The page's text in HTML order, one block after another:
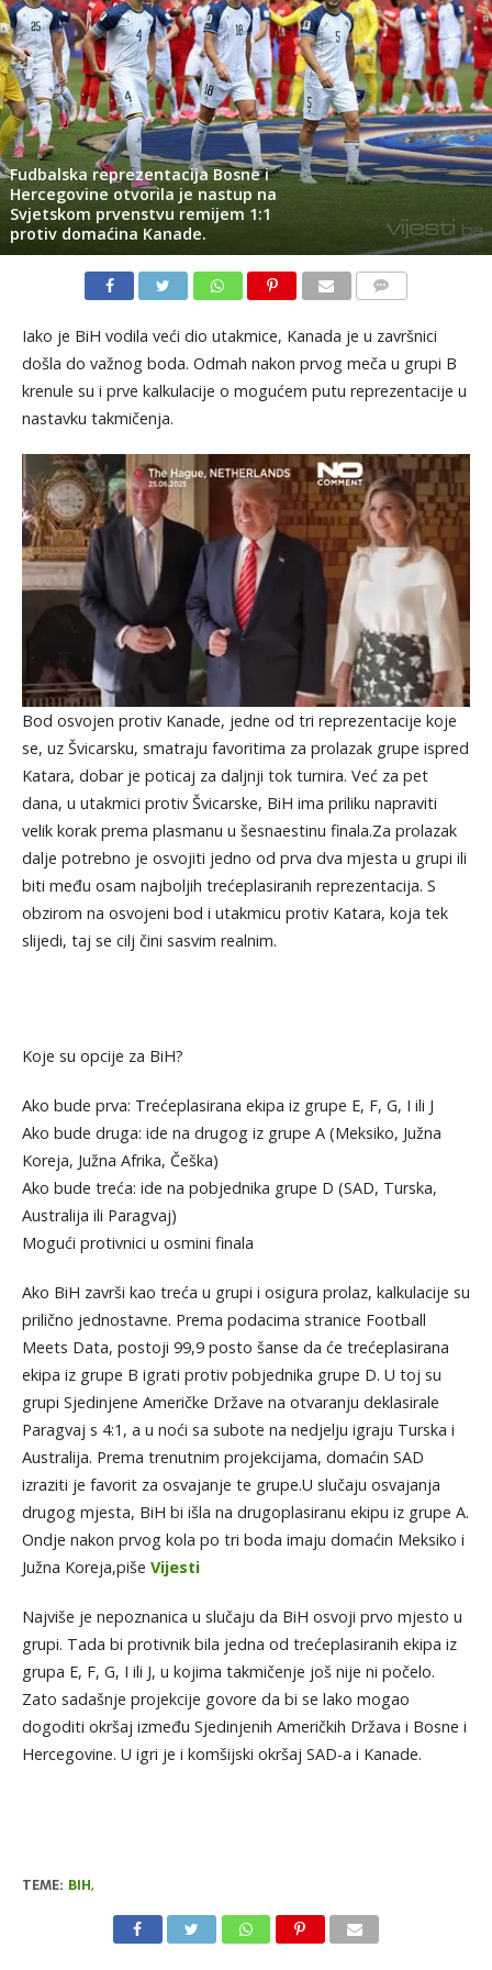
Fudbalska reprezentacija Bosne i
Hercegovine otvorila je nastup na
Svjetskom prvenstvu remijem 1:1
protiv domaćina Kanade.
Iako je BiH vodila veći dio utakmice, Kanada je u završnici
došla do važnog boda. Odmah nakon prvog meča u grupi B
krenule su i prve kalkulacije o mogućem putu reprezentacije u
nastavku takmičenja.
Bod osvojen protiv Kanade, jedne od tri reprezentacije koje
se, uz Švicarsku, smatraju favoritima za prolazak grupe ispred
Katara, dobar je poticaj za daljnji tok turnira. Već za pet
dana, u utakmici protiv Švicarske, BiH ima priliku napraviti
velik korak prema plasmanu u šesnaestinu finala.Za prolazak
dalje potrebno je osvojiti jedno od prva dva mjesta u grupi ili
biti među osam najboljih trećeplasiranih reprezentacija. S
obzirom na osvojeni bod i utakmicu protiv Katara, koja tek
slijedi, taj se cilj čini sasvim realnim.
Koje su opcije za BiH?
Ako bude prva: Trećeplasirana ekipa iz grupe E, F, G, I ili J
Ako bude druga: ide na drugog iz grupe A (Meksiko, Južna
Koreja, Južna Afrika, Češka)
Ako bude treća: ide na pobjednika grupe D (SAD, Turska,
Australija ili Paragvaj)
Mogući protivnici u osmini finala
Ako BiH završi kao treća u grupi i osigura prolaz, kalkulacije su
prilično jednostavne. Prema podacima stranice Football
Meets Data, postoji 99,9 posto šanse da će trećeplasirana
ekipa iz grupe B igrati protiv pobjednika grupe D. U toj su
grupi Sjedinjene Američke Države na otvaranju deklasirale
Paragvaj s 4:1, a u noći sa subote na nedjelju igraju Turska i
Australija. Prema trenutnim projekcijama, domaćin SAD
izraziti je favorit za osvajanje te grupe.U slučaju osvajanja
drugog mjesta, BiH bi išla na drugoplasiranu ekipu iz grupe A.
Ondje nakon prvog kola po tri boda imaju domaćin Meksiko i
Južna Koreja,piše Vijesti
Najviše je nepoznanica u slučaju da BiH osvoji prvo mjesto u
grupi. Tada bi protivnik bila jedna od trećeplasiranih ekipa iz
grupa E, F, G, I ili J, u kojima takmičenje još nije ni počelo.
Zato sadašnje projekcije govore da bi se lako mogao
dogoditi okršaj između Sjedinjenih Američkih Država i Bosne i
Hercegovine. U igri je i komšijski okršaj SAD-a i Kanade.
TEME: BIH,